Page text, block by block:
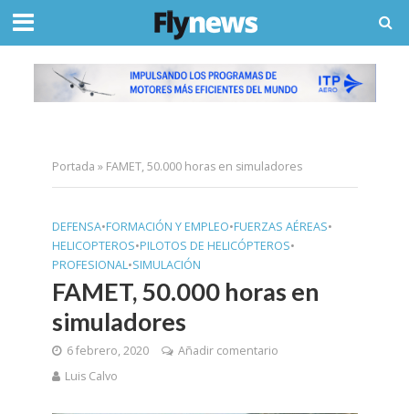
Portada » FAMET, 50.000 horas en simuladores
DEFENSA•FORMACIÓN Y EMPLEO•FUERZAS AÉREAS•
HELICOPTEROS•PILOTOS DE HELICÓPTEROS•
PROFESIONAL•SIMULACIÓN
FAMET, 50.000 horas en
simuladores
6 febrero, 2020
Añadir comentario
Luis Calvo